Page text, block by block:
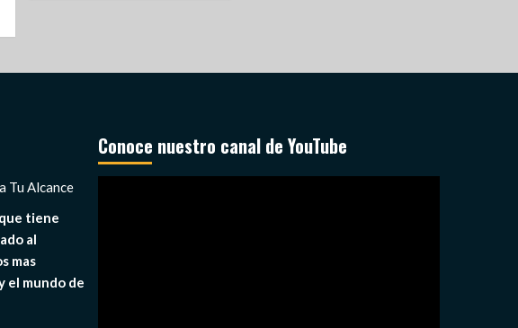
Tu Alcance
tiene
al
mas
el mundo de
Conoce nuestro canal de YouTube